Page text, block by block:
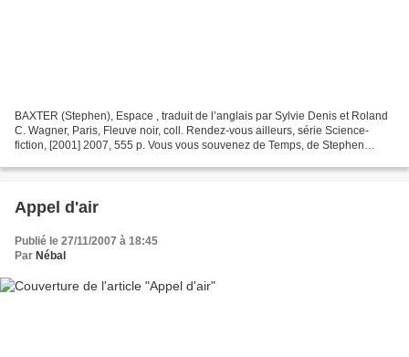
BAXTER (Stephen), Espace , traduit de l’anglais par Sylvie Denis et Roland
C. Wagner, Paris, Fleuve noir, coll. Rendez-vous ailleurs, série Science-
fiction, [2001] 2007, 555 p. Vous vous souvenez de Temps, de Stephen
Appel d'air
Publié le 27/11/2007 à 18:45
Par Nébal